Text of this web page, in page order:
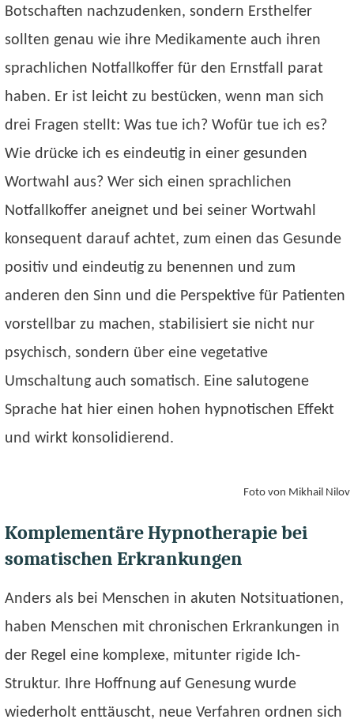
Botschaften nachzudenken, sondern Ersthelfer
sollten genau wie ihre Medikamente auch ihren
sprachlichen Notfallkoffer für den Ernstfall parat
haben. Er ist leicht zu bestücken, wenn man sich
drei Fragen stellt: Was tue ich? Wofür tue ich es?
Wie drücke ich es eindeutig in einer gesunden
Wortwahl aus? Wer sich einen sprachlichen
Notfallkoffer aneignet und bei seiner Wortwahl
konsequent darauf achtet, zum einen das Gesunde
positiv und eindeutig zu benennen und zum
anderen den Sinn und die Perspektive für Patienten
vorstellbar zu machen, stabilisiert sie nicht nur
psychisch, sondern über eine vegetative
Umschaltung auch somatisch. Eine salutogene
Sprache hat hier einen hohen hypnotischen Effekt
und wirkt konsolidierend.
Foto von Mikhail Nilov
Komplementäre Hypnotherapie bei
somatischen Erkrankungen
Anders als bei Menschen in akuten Notsituationen,
haben Menschen mit chronischen Erkrankungen in
der Regel eine komplexe, mitunter rigide Ich-
Struktur. Ihre Hoffnung auf Genesung wurde
wiederholt enttäuscht, neue Verfahren ordnen sich